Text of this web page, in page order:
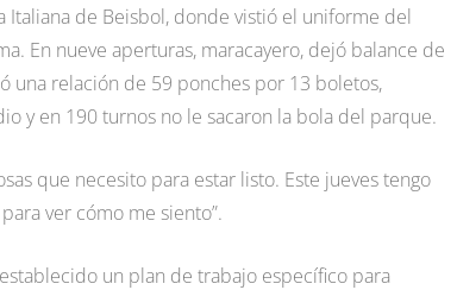
Italiana de Beisbol, donde vistió el uniforme del
En nueve aperturas, maracayero, dejó balance de
una relación de 59 ponches por 13 boletos,
y en 190 turnos no le sacaron la bola del parque.
que necesito para estar listo. Este jueves tengo
ver cómo me siento”.
un plan de trabajo específico para